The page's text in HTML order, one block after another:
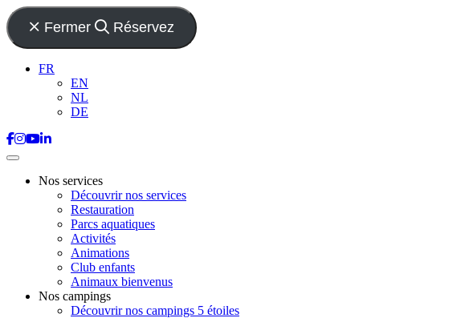
Fermer Réservez
FR
EN
NL
DE
Nos services
Découvrir nos services
Restauration
Parcs aquatiques
Activités
Animations
Club enfants
Animaux bienvenus
Nos campings
Découvrir nos campings 5 étoiles